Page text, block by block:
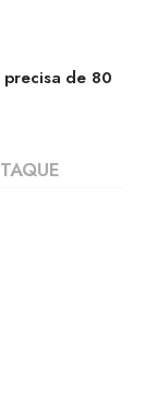
de 80